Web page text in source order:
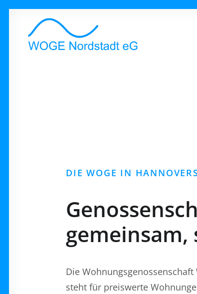
DIE WOGE IN
Die
steht für preiswerte